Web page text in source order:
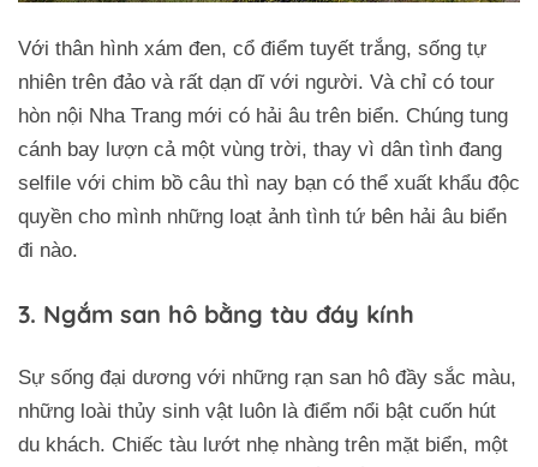
Với thân hình xám đen, cổ điểm tuyết trắng, sống tự
nhiên trên đảo và rất dạn dĩ với người. Và chỉ có tour
hòn nội Nha Trang mới có hải âu trên biển. Chúng tung
cánh bay lượn cả một vùng trời, thay vì dân tình đang
selfile với chim bồ câu thì nay bạn có thể xuất khẩu độc
quyền cho mình những loạt ảnh tình tứ bên hải âu biển
đi nào.
3. Ngắm san hô bằng tàu đáy kính
Sự sống đại dương với những rạn san hô đầy sắc màu,
những loài thủy sinh vật luôn là điểm nổi bật cuốn hút
du khách. Chiếc tàu lướt nhẹ nhàng trên mặt biển, một